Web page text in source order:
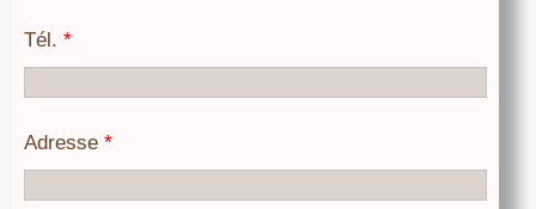
Tél. *
Adresse *